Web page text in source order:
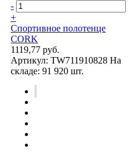
-
+
Спортивное полотенце
CORK
1119,77 руб.
Артикул: TW711910828 На
складе: 91 920 шт.